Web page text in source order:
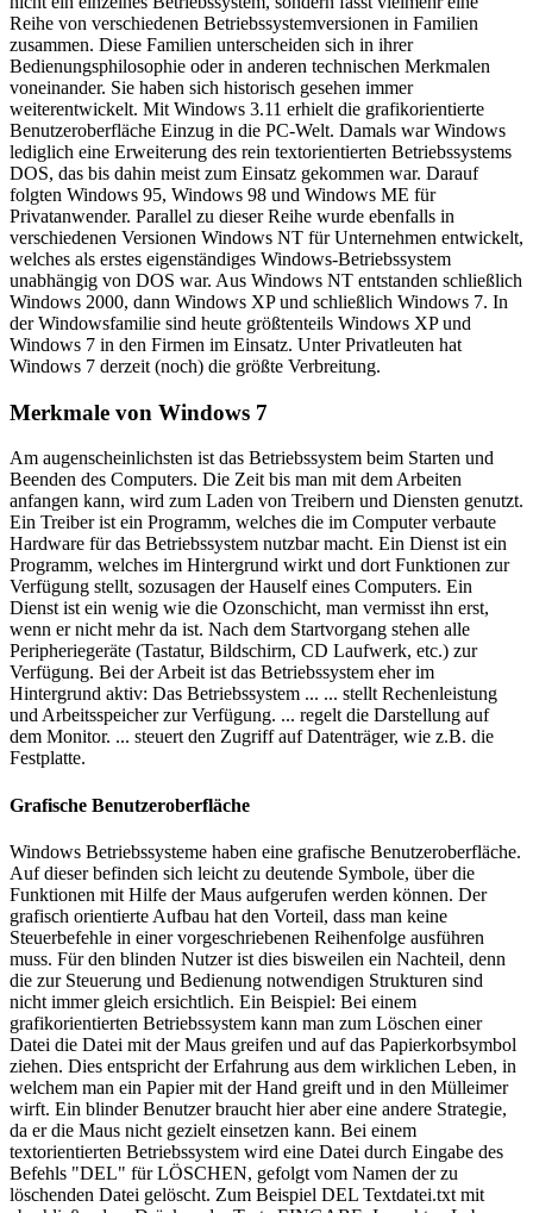
Reihe von verschiedenen Betriebssystemversionen in Familien
zusammen. Diese Familien unterscheiden sich in ihrer
Bedienungsphilosophie oder in anderen technischen Merkmalen
voneinander. Sie haben sich historisch gesehen immer
weiterentwickelt. Mit Windows 3.11 erhielt die grafikorientierte
Benutzeroberfläche Einzug in die PC-Welt. Damals war Windows
lediglich eine Erweiterung des rein textorientierten Betriebssystems
DOS, das bis dahin meist zum Einsatz gekommen war. Darauf
folgten Windows 95, Windows 98 und Windows ME für
Privatanwender. Parallel zu dieser Reihe wurde ebenfalls in
verschiedenen Versionen Windows NT für Unternehmen entwickelt,
welches als erstes eigenständiges Windows-Betriebssystem
unabhängig von DOS war. Aus Windows NT entstanden schließlich
Windows 2000, dann Windows XP und schließlich Windows 7. In
der Windowsfamilie sind heute größtenteils Windows XP und
Windows 7 in den Firmen im Einsatz. Unter Privatleuten hat
Windows 7 derzeit (noch) die größte Verbreitung.
Merkmale von Windows 7
Am augenscheinlichsten ist das Betriebssystem beim Starten und
Beenden des Computers. Die Zeit bis man mit dem Arbeiten
anfangen kann, wird zum Laden von Treibern und Diensten genutzt.
Ein Treiber ist ein Programm, welches die im Computer verbaute
Hardware für das Betriebssystem nutzbar macht. Ein Dienst ist ein
Programm, welches im Hintergrund wirkt und dort Funktionen zur
Verfügung stellt, sozusagen der Hauself eines Computers. Ein
Dienst ist ein wenig wie die Ozonschicht, man vermisst ihn erst,
wenn er nicht mehr da ist. Nach dem Startvorgang stehen alle
Peripheriegeräte (Tastatur, Bildschirm, CD Laufwerk, etc.) zur
Verfügung. Bei der Arbeit ist das Betriebssystem eher im
Hintergrund aktiv: Das Betriebssystem ... ... stellt Rechenleistung
und Arbeitsspeicher zur Verfügung. ... regelt die Darstellung auf
dem Monitor. ... steuert den Zugriff auf Datenträger, wie z.B. die
Festplatte.
Grafische Benutzeroberfläche
Windows Betriebssysteme haben eine grafische Benutzeroberfläche.
Auf dieser befinden sich leicht zu deutende Symbole, über die
Funktionen mit Hilfe der Maus aufgerufen werden können. Der
grafisch orientierte Aufbau hat den Vorteil, dass man keine
Steuerbefehle in einer vorgeschriebenen Reihenfolge ausführen
muss. Für den blinden Nutzer ist dies bisweilen ein Nachteil, denn
die zur Steuerung und Bedienung notwendigen Strukturen sind
nicht immer gleich ersichtlich. Ein Beispiel: Bei einem
grafikorientierten Betriebssystem kann man zum Löschen einer
Datei die Datei mit der Maus greifen und auf das Papierkorbsymbol
ziehen. Dies entspricht der Erfahrung aus dem wirklichen Leben, in
welchem man ein Papier mit der Hand greift und in den Mülleimer
wirft. Ein blinder Benutzer braucht hier aber eine andere Strategie,
da er die Maus nicht gezielt einsetzen kann. Bei einem
textorientierten Betriebssystem wird eine Datei durch Eingabe des
Befehls "DEL" für LÖSCHEN, gefolgt vom Namen der zu
löschenden Datei gelöscht. Zum Beispiel DEL Textdatei.txt mit